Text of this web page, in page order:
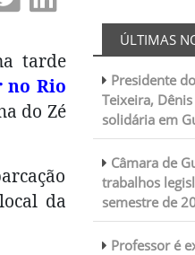
tarde
Rio
do Zé
da
ÚLTIMAS
Presidente
Teixeira,
solidária em
Câmara de
trabalhos
semestre de
Professor é